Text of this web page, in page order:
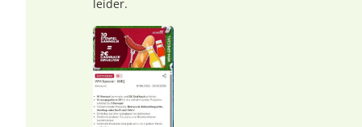
leider.